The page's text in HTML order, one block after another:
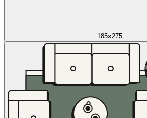
185x275